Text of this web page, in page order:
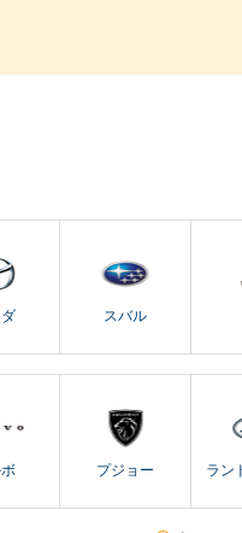
スバル
プジョー ラン